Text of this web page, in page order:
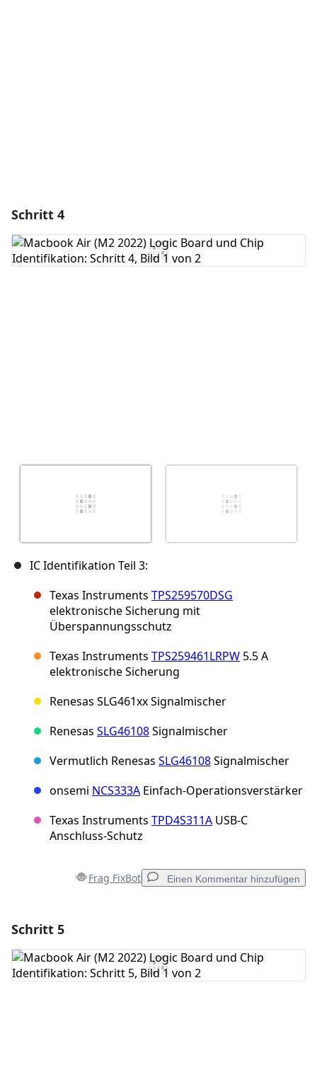
Schritt 4
IC Identifikation Teil 3:
Texas Instruments TPS259570DSG
elektronische Sicherung mit
Überspannungsschutz
Texas Instruments TPS259461LRPW 5.5 A
elektronische Sicherung
Renesas SLG461xx Signalmischer
Renesas SLG46108Signalmischer
Vermutlich Renesas SLG46108Signalmischer
onsemi NCS333A Einfach-Operationsverstärker
Texas Instruments TPD4S311A USB-C
Anschluss-Schutz
Frag FixBot Einen Kommentar hinzufügen
Kommentar hinzufügen
Schritt 5